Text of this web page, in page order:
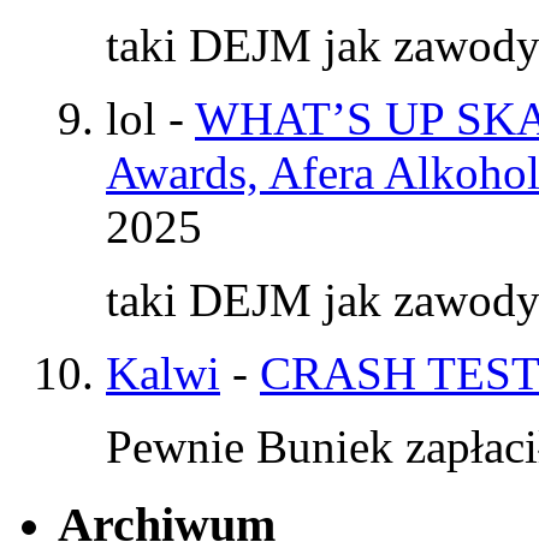
taki DEJM jak
lol - WHAT’S UP
Awards, Afera
2025
taki DEJM jak
Kalwi - CRASH
Pewnie Buniek
Archiwum